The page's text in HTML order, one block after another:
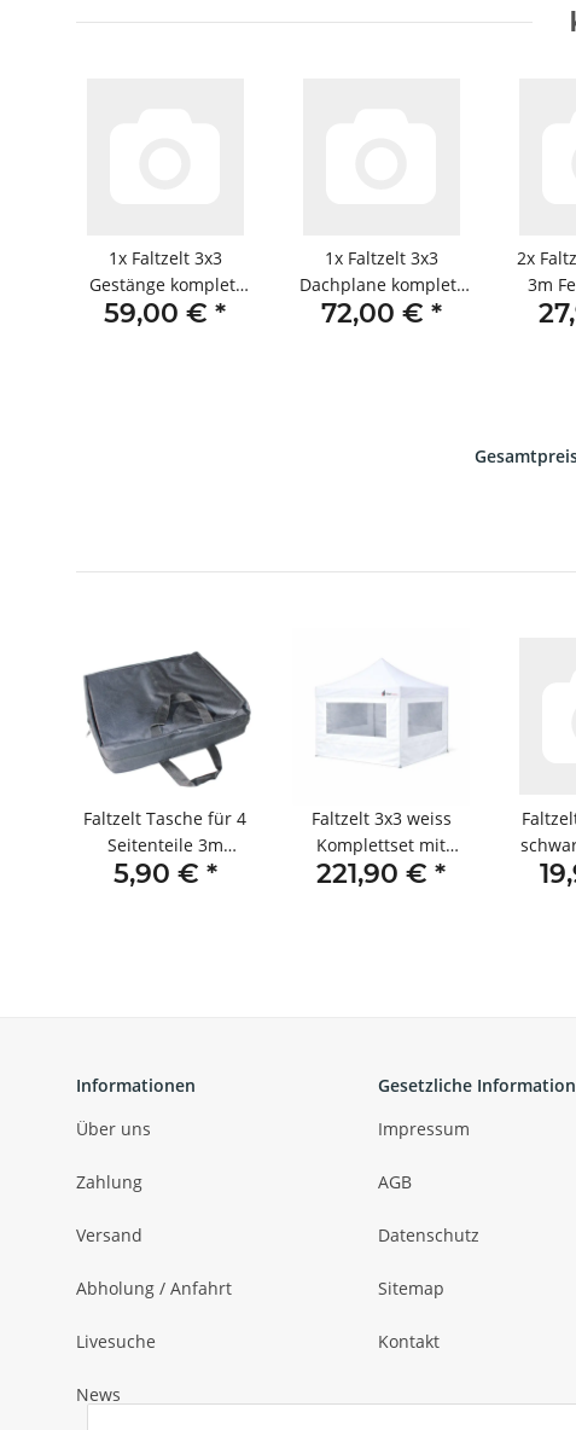
1x Faltzelt 3x3
Gestänge komplett
weiss
59,00 € *
1x Faltzelt 3x3
Dachplane komplett
weiss
72,00 € *
2x
3m
Faltzelt Tasche für 4
Seitenteile 3m
schwarz
5,90 € *
Faltzelt 3x3 weiss
Komplettset mit
Seitenteilen
221,90 € *
Informationen
Über uns
Zahlung
Versand
Abholung / Anfahrt
Livesuche
News
Gesetzliche
Impressum
AGB
Datenschutz
Sitemap
Kontakt